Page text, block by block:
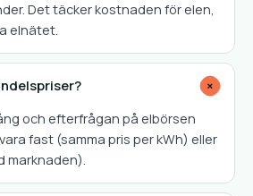
Det täcker kostnaden för elen,
elnätet.
+
och efterfrågan på elbörsen
fast (samma pris per kWh) eller
marknaden).